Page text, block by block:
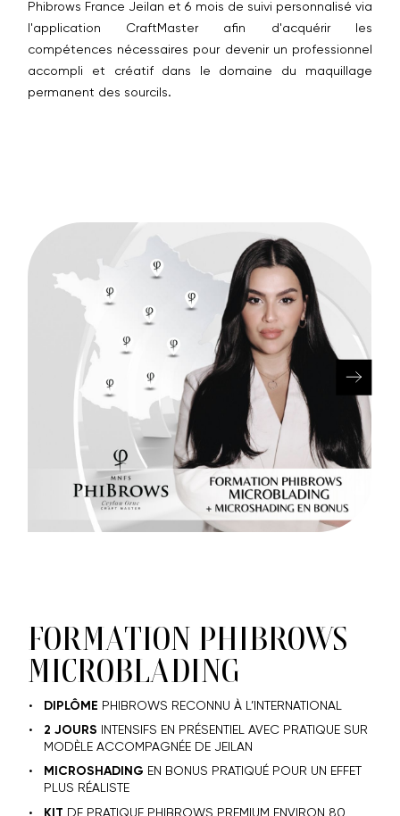
Phibrows France Jeilan et 6 mois de suivi personnalisé via
l'application CraftMaster afin d'acquérir les
compétences nécessaires pour devenir un professionnel
accompli et créatif dans le domaine du maquillage
permanent des sourcils.
FORMATION PHIBROWS
MICROBLADING
DIPLÔME PHIBROWS RECONNU À L’INTERNATIONAL
2 JOURS INTENSIFS EN PRÉSENTIEL AVEC PRATIQUE SUR
MODÈLE ACCOMPAGNÉE DE JEILAN
MICROSHADING EN BONUS PRATIQUÉ POUR UN EFFET
PLUS RÉALISTE
KIT DE PRATIQUE PHIBROWS PREMIUM ENVIRON 80